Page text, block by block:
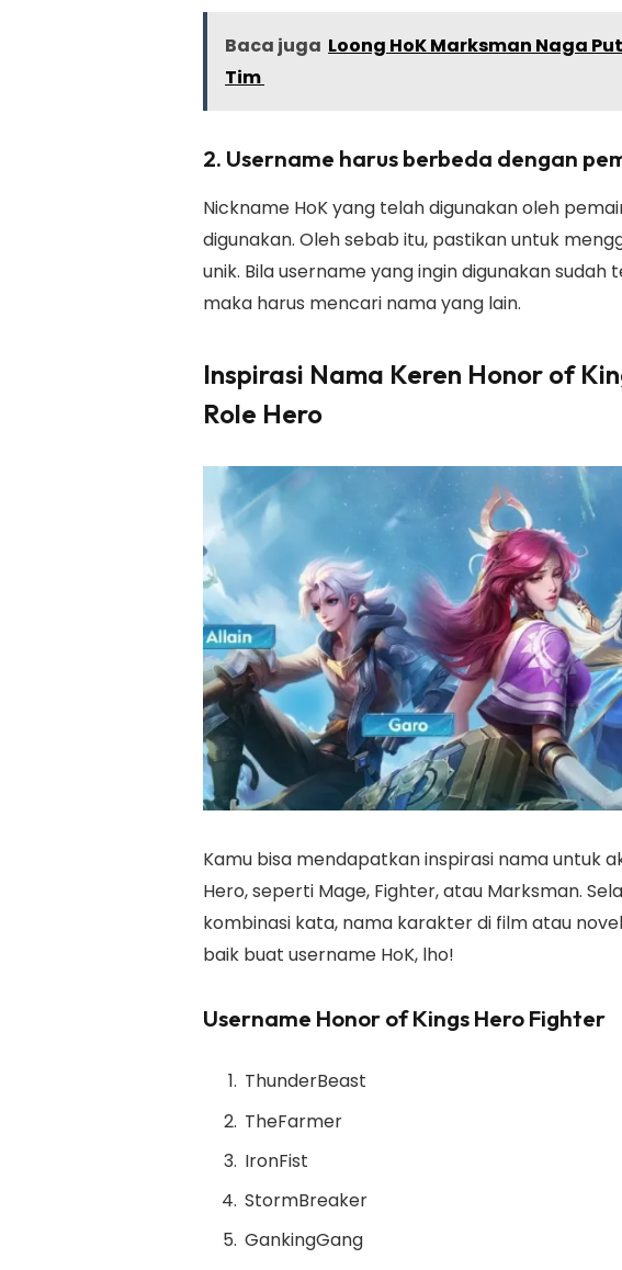
Baca juga Loong HoK Marksman Naga
Tim
2. Username harus berbeda dengan
Nickname HoK yang telah digunakan oleh
digunakan. Oleh sebab itu, pastikan untuk
unik. Bila username yang ingin digunakan
maka harus mencari nama yang lain.
Inspirasi Nama Keren Honor of
Role Hero
Kamu bisa mendapatkan inspirasi nama untuk
Hero, seperti Mage, Fighter, atau Marksman.
kombinasi kata, nama karakter di film atau
baik buat username HoK, lho!
Username Honor of Kings Hero Fighter
ThunderBeast
TheFarmer
IronFist
StormBreaker
GankingGang